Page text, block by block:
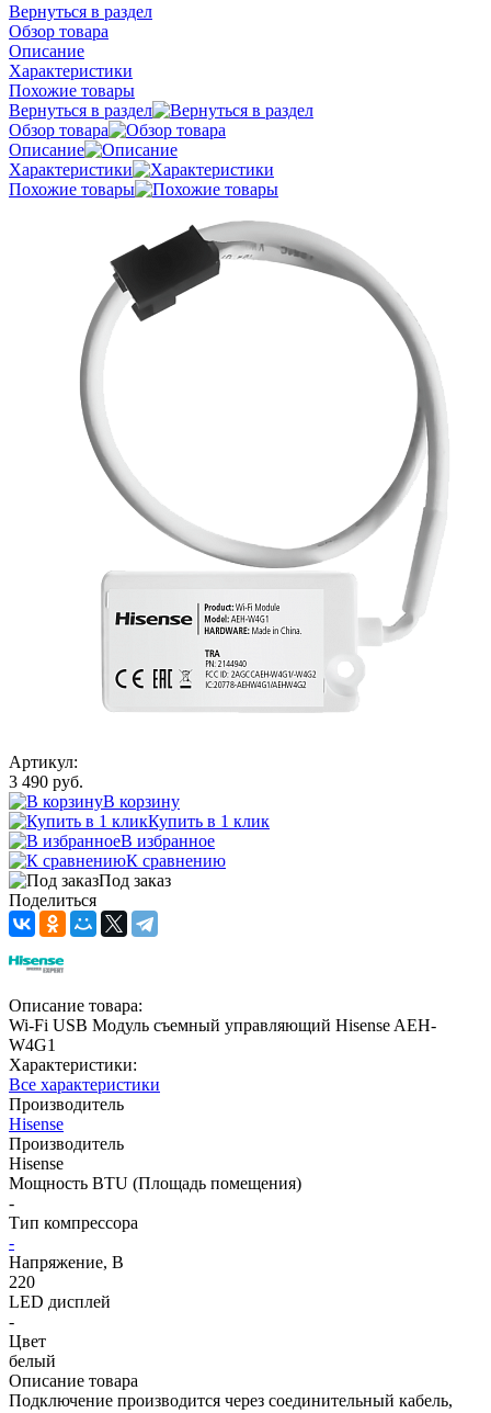
Вернуться в раздел
Обзор товара
Описание
Характеристики
Похожие товары
Вернуться в раздел
Обзор товара
Описание
Характеристики
Похожие товары
Артикул:
3 490 руб.
В корзину
Купить в 1 клик
В избранное
К сравнению
Под заказ
Поделиться
Описание товара:
Wi-Fi USB Модуль съемный управляющий Hisense AEH-
W4G1
Характеристики:
Все характеристики
Производитель
Hisense
Производитель
Hisense
Мощность BTU (Площадь помещения)
-
Тип компрессора
-
Напряжение, В
220
LED дисплей
-
Цвет
белый
Описание товара
Подключение производится через соединительный кабель,